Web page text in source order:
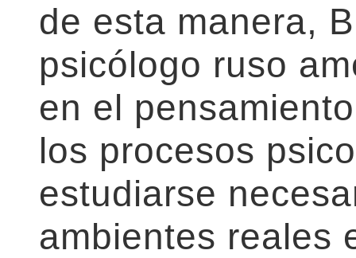
de esta manera,
psicólogo ruso
en el
los procesos
estudiarse
ambientes reales